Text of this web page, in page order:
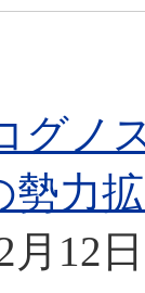
グノ
勢力
月12